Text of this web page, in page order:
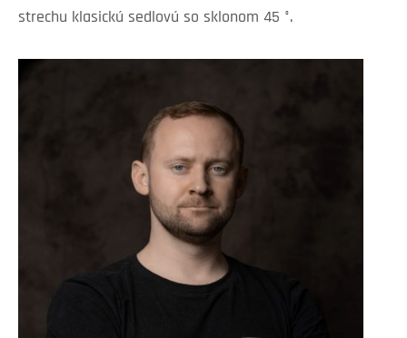
strechu klasickú sedlovú so sklonom 45 °.